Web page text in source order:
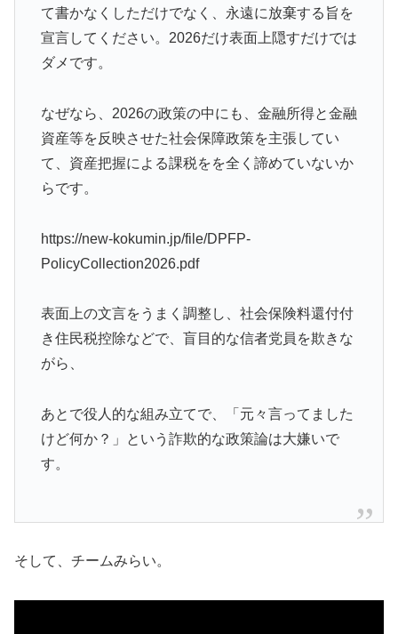
て書かなくしただけでなく、永遠に放棄する旨を
宣言してください。2026だけ表面上隠すだけでは
ダメです。
なぜなら、2026の政策の中にも、金融所得と金融
資産等を反映させた社会保障政策を主張してい
て、資産把握による課税をを全く諦めていないか
らです。
https://new-kokumin.jp/file/DPFP-
PolicyCollection2026.pdf
表面上の文言をうまく調整し、社会保険料還付付
き住民税控除などで、盲目的な信者党員を欺きな
がら、
あとで役人的な組み立てで、「元々言ってました
けど何か？」という詐欺的な政策論は大嫌いで
す。
そして、チームみらい。